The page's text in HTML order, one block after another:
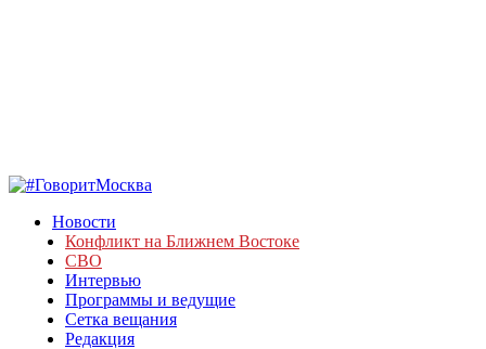
Новости
Конфликт на Ближнем Востоке
СВО
Интервью
Программы и ведущие
Сетка вещания
Редакция